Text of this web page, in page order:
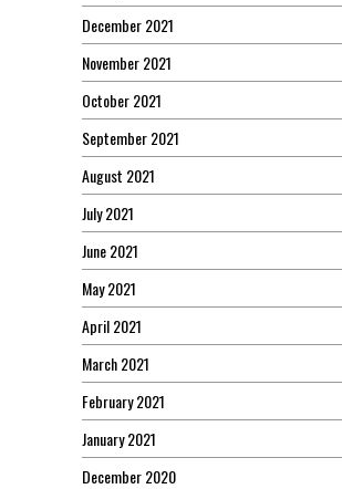
December 2021
November 2021
October 2021
September 2021
August 2021
July 2021
June 2021
May 2021
April 2021
March 2021
February 2021
January 2021
December 2020